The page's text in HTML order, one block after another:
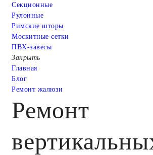
Cекционные
Рулонные
Римские шторы
Москитные сетки
ПВХ-завесы
Закрыть
Главная
Блог
Ремонт жалюзи
Ремонт